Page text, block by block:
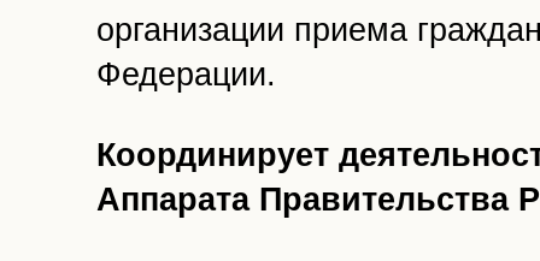
организации приема
Федерации.
Координирует
Аппарата Правительства